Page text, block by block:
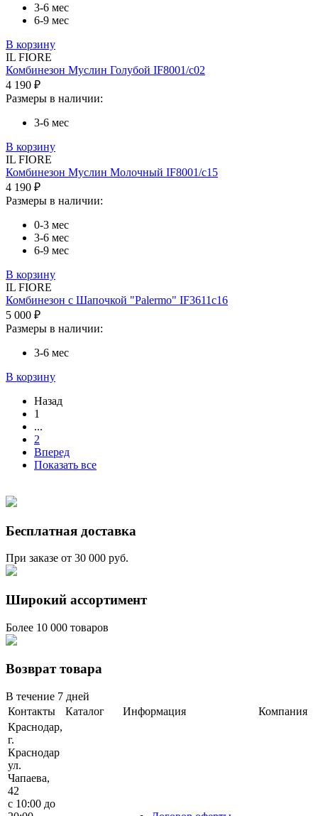
3-6 мес
6-9 мес
В корзину
IL FIORE
Комбинезон Муслин Голубой IF8001/c02
4 190 ₽
Размеры в наличии:
3-6 мес
В корзину
IL FIORE
Комбинезон Муслин Молочный IF8001/c15
4 190 ₽
Размеры в наличии:
0-3 мес
3-6 мес
6-9 мес
В корзину
IL FIORE
Комбинезон с Шапочкой "Palermo" IF3611c16
5 000 ₽
Размеры в наличии:
3-6 мес
В корзину
Назад
1
...
2
Вперед
Показать все
Бесплатная доставка
При заказе от 30 000 руб.
Широкий ассортимент
Более 10 000 товаров
Возврат товара
В течение 7 дней
Контакты
Каталог Информация
Компания
Краснодар,
г.
Краснодар
ул.
Чапаева,
42
с 10:00 до